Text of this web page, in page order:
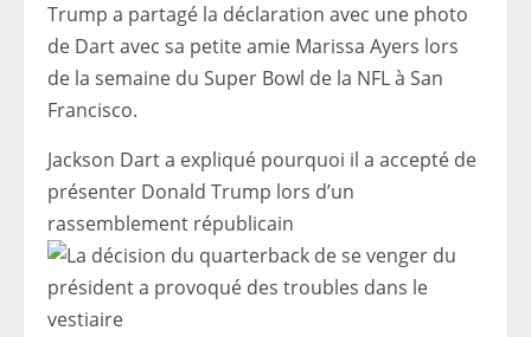
Trump a partagé la déclaration avec une photo
de Dart avec sa petite amie Marissa Ayers lors
de la semaine du Super Bowl de la NFL à San
Francisco.
Jackson Dart a expliqué pourquoi il a accepté de
présenter Donald Trump lors d’un
rassemblement républicain